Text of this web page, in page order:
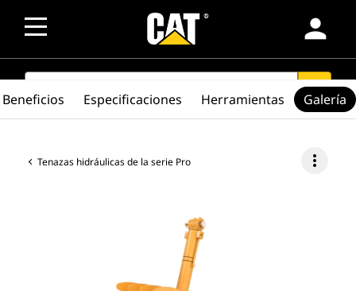
person
SEARCH search
Tenazas hidráulicas de la serie Pro more_vert
Beneficios Especificaciones Herramientas Galería